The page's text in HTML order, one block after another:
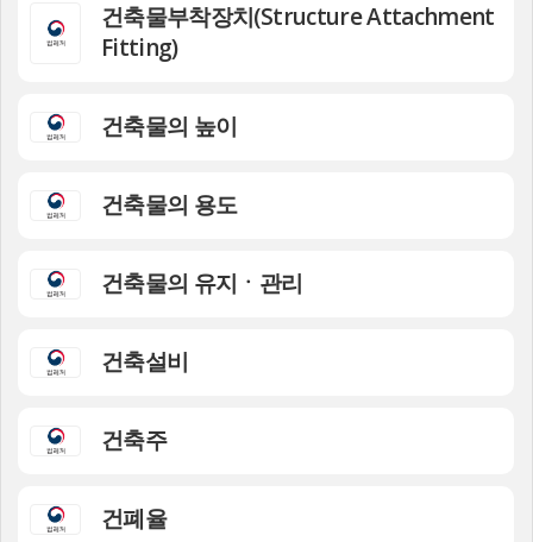
건축물부착장치(Structure Attachment
Fitting)
건축물의 높이
건축물의 용도
건축물의 유지ㆍ관리
건축설비
건축주
건폐율